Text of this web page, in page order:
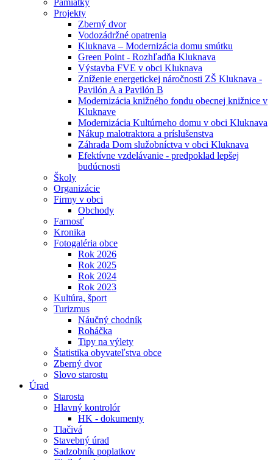
Pamiatky
Projekty
Zberný dvor
Vodozádržné opatrenia
Kluknava – Modernizácia domu smútku
Green Point - Rozhľadňa Kluknava
Výstavba FVE v obci Kluknava
Zníženie energetickej náročnosti ZŠ Kluknava -
Pavilón A a Pavilón B
Modernizácia knižného fondu obecnej knižnice v
Kluknave
Modernizácia Kultúrneho domu v obci Kluknava
Nákup malotraktora a príslušenstva
Záhrada Dom služobníctva v obci Kluknava
Efektívne vzdelávanie - predpoklad lepšej
budúcnosti
Školy
Organizácie
Firmy v obci
Obchody
Farnosť
Kronika
Fotogaléria obce
Rok 2026
Rok 2025
Rok 2024
Rok 2023
Kultúra, šport
Turizmus
Náučný chodník
Roháčka
Tipy na výlety
Štatistika obyvateľstva obce
Zberný dvor
Slovo starostu
Úrad
Starosta
Hlavný kontrolór
HK - dokumenty
Tlačivá
Stavebný úrad
Sadzobník poplatkov